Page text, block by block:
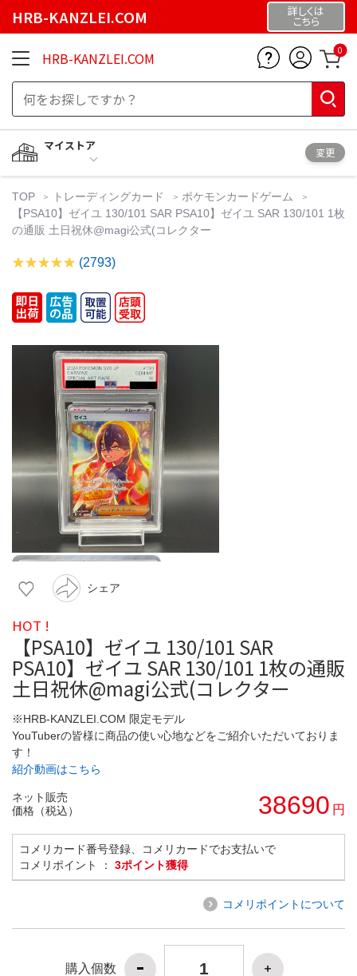
HRB-KANZLEI.COM 詳しくは
こちら
HRB-KANZLEI.COM 0
マイストア
変更
TOP トレーディングカード
ポケモンカードゲーム
【PSA10】ゼイユ 130/101 SAR PSA10】ゼイユ SAR 130/101 1枚
の通販 土日祝休@magi公式(コレクター
(2793)
シェア
HOT !
【PSA10】ゼイユ 130/101 SAR
PSA10】ゼイユ SAR 130/101 1枚の通販
土日祝休@magi公式(コレクター
※HRB-KANZLEI.COM 限定モデル
YouTuberの皆様に商品の使い心地などをご紹介いただいておりま
す！
紹介動画はこちら
ネット販売
価格（税込）
38690 円
コメリカード番号登録、コメリカードでお支払いで
コメリポイント ： 3ポイント獲得
コメリポイントについて
購入個数